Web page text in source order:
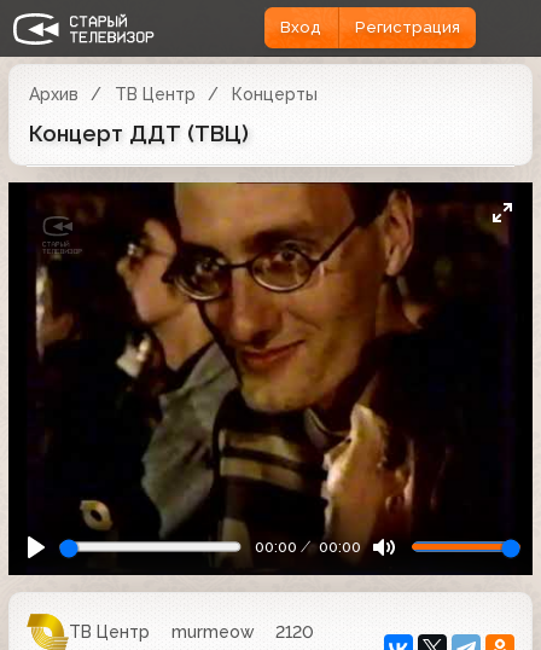
Вход Регистрация
Архив ТВ Центр Концерты
Концерт ДДТ (ТВЦ)
00:00 00:00
ТВ Центр murmeow
2120